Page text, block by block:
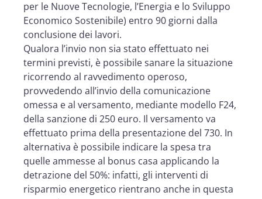
per le Nuove Tecnologie, l’Energia e lo Sviluppo
Economico Sostenibile) entro 90 giorni dalla
conclusione dei lavori.
Qualora l’invio non sia stato effettuato nei
termini previsti, è possibile sanare la situazione
ricorrendo al ravvedimento operoso,
provvedendo all’invio della comunicazione
omessa e al versamento, mediante modello F24,
della sanzione di 250 euro. Il versamento va
effettuato prima della presentazione del 730. In
alternativa è possibile indicare la spesa tra
quelle ammesse al bonus casa applicando la
detrazione del 50%: infatti, gli interventi di
risparmio energetico rientrano anche in questa